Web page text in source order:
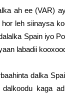
ah ee (VAR)
leh siinaysa
Spain iyo
labadii
dalka
dalkoodu kaga